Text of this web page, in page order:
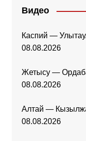
Видео
Каспий —
08.08.2026
Жетысу —
08.08.2026
Алтай —
08.08.2026